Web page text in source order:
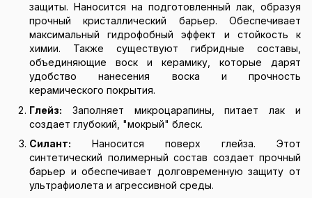
защиты. Наносится на подготовленный лак, образуя
прочный кристаллический барьер. Обеспечивает
максимальный гидрофобный эффект и стойкость к
химии. Также существуют гибридные составы,
объединяющие воск и керамику, которые дарят
удобство нанесения воска и прочность
керамического покрытия.
Глейз: Заполняет микроцарапины, питает лак и
создает глубокий, "мокрый" блеск.
Силант: Наносится поверх глейза. Этот
синтетический полимерный состав создает прочный
барьер и обеспечивает долговременную защиту от
ультрафиолета и агрессивной среды.